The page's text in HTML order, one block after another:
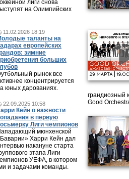
лиги снова
на Олимпийских
11.02.2026 18:19
таланты на
европейских
зимние
больших
рынок все
концентрируется
юных дарованиях.
22.09.2025 10:58
Кейн о важности
в первую
Лиги чемпионов
мюнхенской
Харри Кейн дал
накануне старта
этапа Лиги
УЕФА, в котором
и задачами команды.
грандиозный
Good